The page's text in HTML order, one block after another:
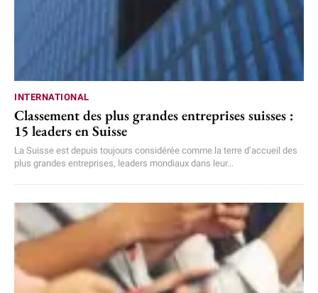
INTERNATIONAL
Classement des plus grandes entreprises suisses :
15 leaders en Suisse
La Suisse est depuis toujours considérée comme la terre d’accueil des
plus grandes entreprises, leaders mondiaux dans leur...